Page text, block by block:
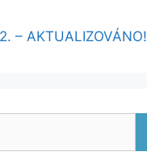
– AKTUALIZOVÁNO!